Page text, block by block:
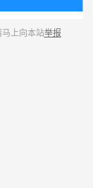
上向本站举报